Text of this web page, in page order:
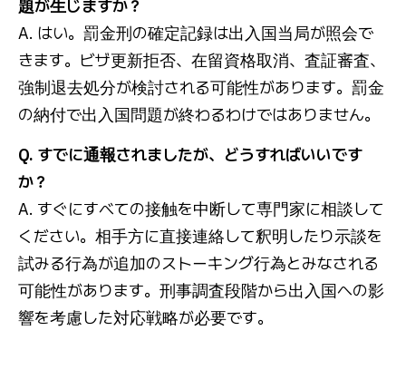
題が生じますか？
A. はい。罰金刑の確定記録は出入国当局が照会で
きます。ビザ更新拒否、在留資格取消、査証審査、
強制退去処分が検討される可能性があります。罰金
の納付で出入国問題が終わるわけではありません。
Q. すでに通報されましたが、どうすればいいです
か？
A. すぐにすべての接触を中断して専門家に相談して
ください。相手方に直接連絡して釈明したり示談を
試みる行為が追加のストーキング行為とみなされる
可能性があります。刑事調査段階から出入国への影
響を考慮した対応戦略が必要です。